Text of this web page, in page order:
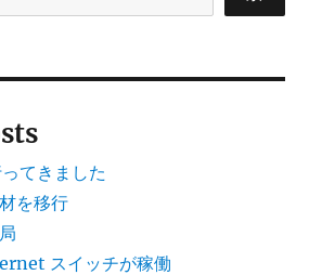
てきました
を移行
スイッチが稼働